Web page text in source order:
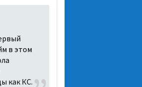
в этом
как КС.